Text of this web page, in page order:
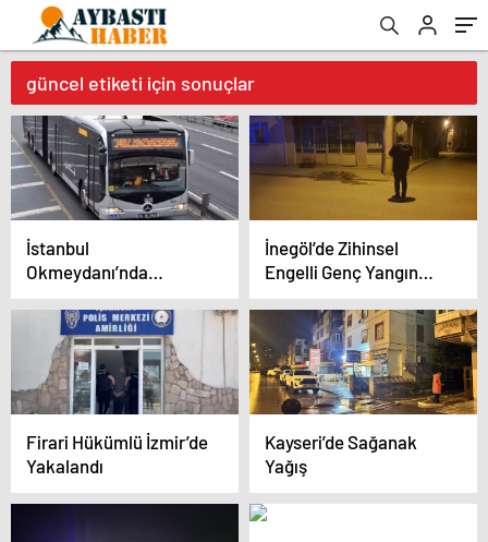
güncel etiketi için sonuçlar
İstanbul
Okmeydanı’nda
metrobüste yangın
çıktı
İnegöl’de Zihinsel
Engelli Genç Yangın
Çıkardı
Firari Hükümlü İzmir’de
Yakalandı
Kayseri’de Sağanak
Yağış